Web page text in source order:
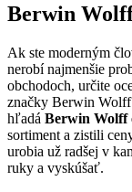
Berwin
Ak ste moderným
nerobí najmenšie
obchodoch, určite
značky Berwin
hľadá Berwin Wolff
sortiment a zistili
urobia už radšej v
ruky a vyskúšať.